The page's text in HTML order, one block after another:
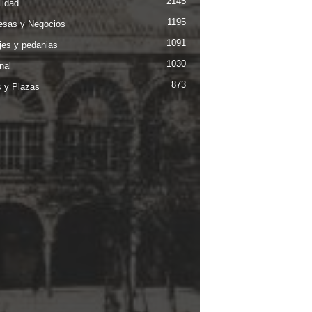
y Negocios 1195
y pedanias 1091
1030
y Plazas 873